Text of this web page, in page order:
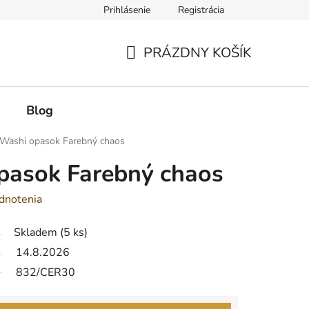
Prihlásenie Registrácia
PRÁZDNY KOŠÍK
Blog
opasok Farebný chaos
Farebný chaos
Skladem (5 ks)
14.8.2026
832/CER30